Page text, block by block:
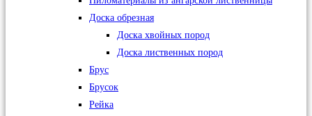
Доска обрезная
Доска хвойных пород
Доска лиственных пород
Брус
Брусок
Рейка